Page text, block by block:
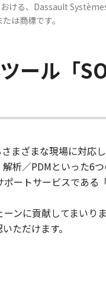
ける、Dassault
は商標です。
ール「
まざまな現場に対応
析／PDMといった6
ートサービスであ
ンに貢献してまいりま
ただけます。